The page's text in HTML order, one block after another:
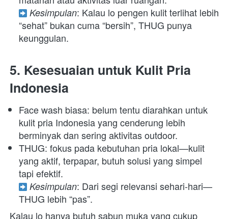
Kesimpulan: Kalau lo pengen kulit terlihat lebih
“sehat” bukan cuma “bersih”, THUG punya
keunggulan.
5. Kesesuaian untuk Kulit Pria
Indonesia
Face wash biasa: belum tentu diarahkan untuk
kulit pria Indonesia yang cenderung lebih
berminyak dan sering aktivitas outdoor.
THUG: fokus pada kebutuhan pria lokal—kulit
yang aktif, terpapar, butuh solusi yang simpel
Kesimpulan: Dari segi relevansi sehari-hari—
THUG lebih “pas”.
Kalau lo hanya butuh sabun muka yang cukup